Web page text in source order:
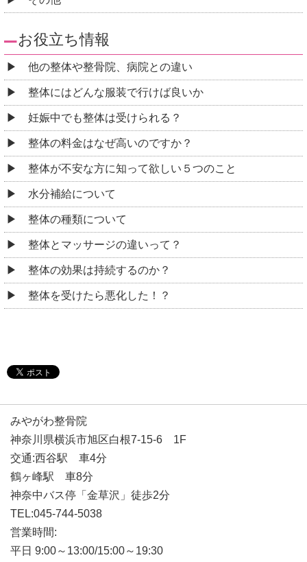
お役立ち情報
他の整体や整骨院、病院との違い
整体にはどんな服装で行けば良いか
妊娠中でも整体は受けられる？
整体の料金はなぜ高いのですか？
整体が不安な方に知って欲しい５つのこと
水分補給について
整体の種類について
整体とマッサージの違いって？
整体の効果は持続するのか？
整体を受けたら悪化した！？
みやがわ整骨院
神奈川県横浜市旭区白根7-15-6 1F
交通:西谷駅 車4分
鶴ヶ峰駅 車8分
神奈中バス停「金草沢」徒歩2分
TEL:045-744-5038
営業時間:
平日 9:00～13:00/15:00～19:30